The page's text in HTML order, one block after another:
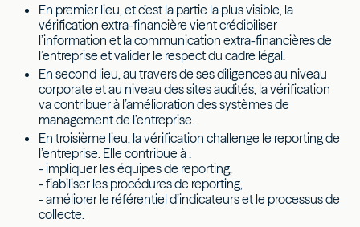
En premier lieu, et c’est la partie la plus visible, la
vérification extra-financière vient crédibiliser
l’information et la communication extra-financières de
l’entreprise et valider le respect du cadre légal.
En second lieu, au travers de ses diligences au niveau
corporate et au niveau des sites audités, la vérification
va contribuer à l’amélioration des systèmes de
management de l’entreprise.
En troisième lieu, la vérification challenge le reporting de
l’entreprise. Elle contribue à :
- impliquer les équipes de reporting,
- fiabiliser les procédures de reporting,
- améliorer le référentiel d’indicateurs et le processus de
collecte.